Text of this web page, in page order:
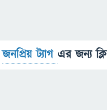
জনপ্রিয় ট্যাগ এর জন্য